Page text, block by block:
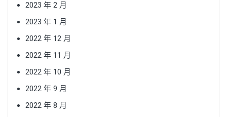
2023 年 2 月
2023 年 1 月
2022 年 12 月
2022 年 11 月
2022 年 10 月
2022 年 9 月
2022 年 8 月